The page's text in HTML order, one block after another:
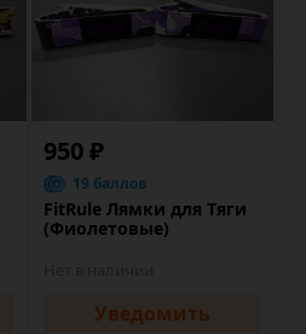
950 ₽
19 баллов
FitRule Лямки для Тяги
(Фиолетовые)
Уведомить